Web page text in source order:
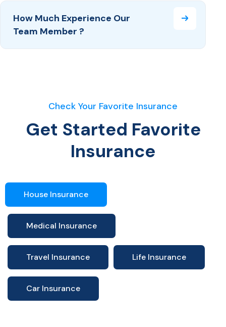
How Much Experience Our
Team Member ?
Check Your Favorite Insurance
Get Started Favorite
Insurance
House Insurance
Medical Insurance
Travel Insurance Life Insurance
Car Insurance